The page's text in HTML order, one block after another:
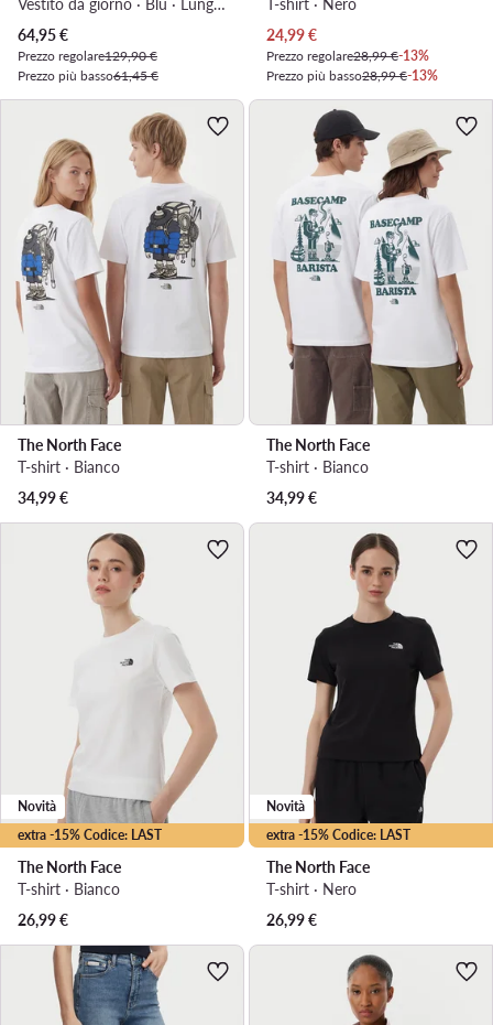
Prezzo attuale
64,95€
Prezzo regolare129,90 €
Prezzo più basso61,45 €
Prezzo attuale
24,99€
Prezzo regolare28,99 €-13%
Prezzo più basso28,99 €-13%
The North Face
T-shirt · Bianco
34,99€
The North Face
T-shirt · Bianco
34,99€
extra -15% Codice: LAST
Novità
The North Face
T-shirt · Bianco
26,99€
extra -15% Codice: LAST
Novità
The North Face
T-shirt · Nero
26,99€